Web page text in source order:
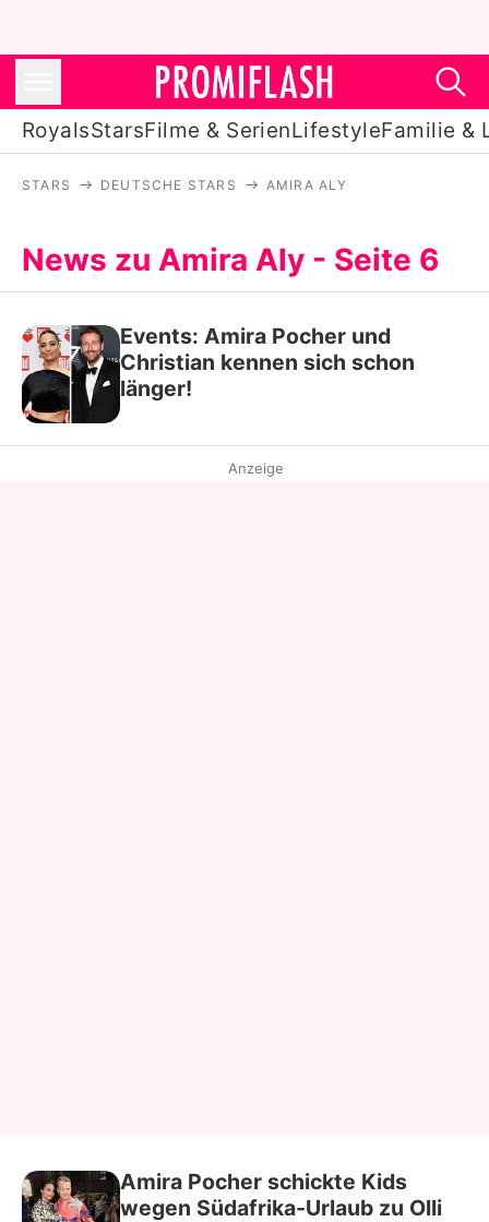
RoyalsStarsFilme & SerienLifestyleFamilie &
Stars
Filme & Serien
Lifestyle
Familie & Liebe
STARS DEUTSCHE STARS AMIRA ALY
News zu Amira Aly - Seite 6
Events: Amira Pocher und
Christian kennen sich schon
länger!
Anzeige
Amira Pocher schickte Kids
wegen Südafrika-Urlaub zu Olli